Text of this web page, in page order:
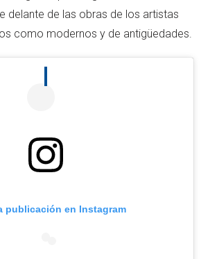
delante de las obras de los artistas
como modernos y de antigüedades.
publicación en Instagram